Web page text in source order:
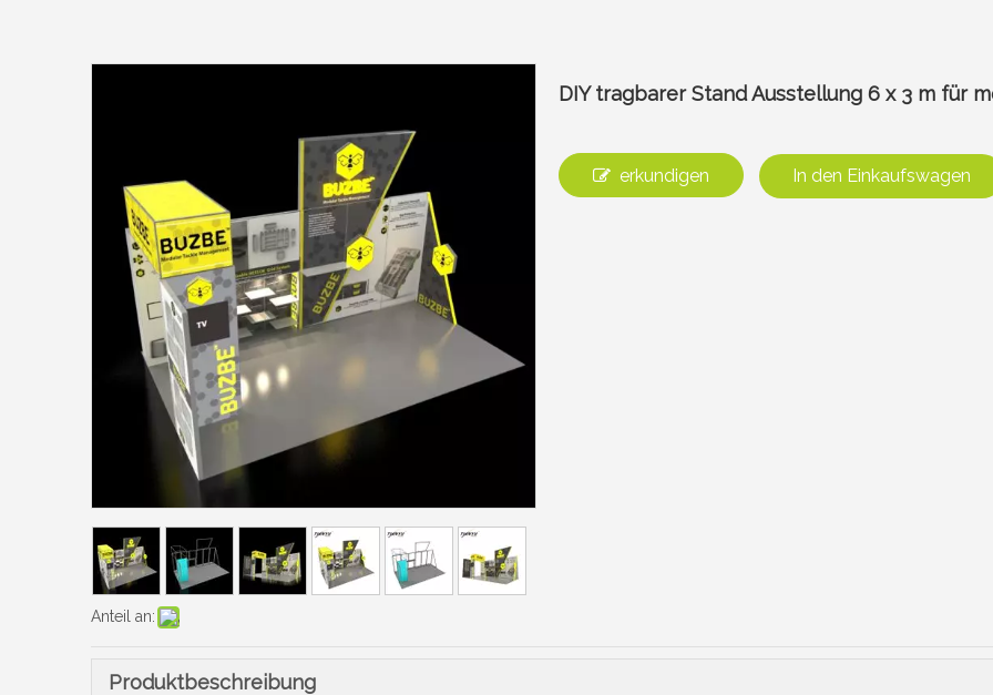
Anteil an:
DIY tragbarer Stand Ausstellung 6 x 3 m für
erkundigen In den Einkaufswagen
Produktbeschreibung